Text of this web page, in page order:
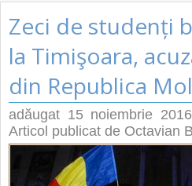
Zeci de studenți
la Timişoara,
din Republica
adăugat 15 noiembrie
Articol publicat de Octavian